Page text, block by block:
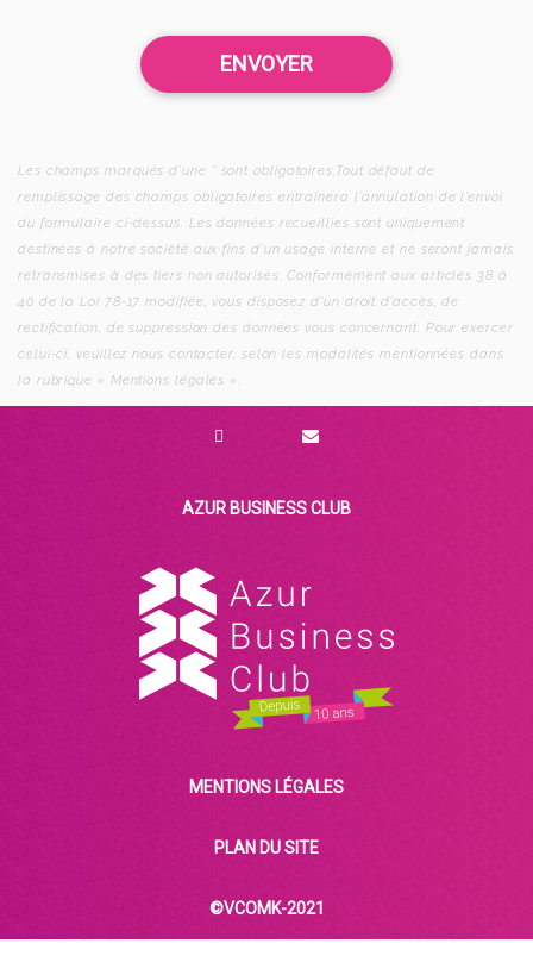
Les champs marqués d’une * sont obligatoires.Tout défaut de
remplissage des champs obligatoires entraînera l’annulation de l’envoi
du formulaire ci-dessus. Les données recueillies sont uniquement
destinées à notre société aux fins d’un usage interne et ne seront jamais
retransmises à des tiers non autorisés. Conformément aux articles 38 à
40 de la Loi 78-17 modifiée, vous disposez d’un droit d’accès, de
rectification, de suppression des données vous concernant. Pour exercer
celui-ci, veuillez nous contacter, selon les modalités mentionnées dans
la rubrique « Mentions légales ».
AZUR BUSINESS CLUB
MENTIONS LÉGALES
PLAN DU SITE
©VCOMK-2021